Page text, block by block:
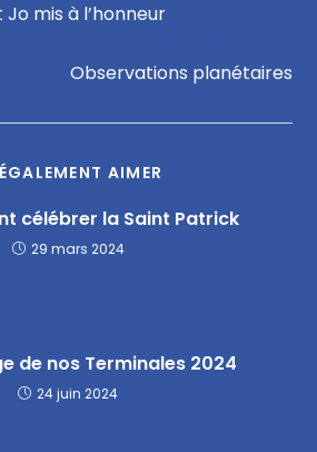
mis à l’honneur
Observations planétaires
AIMER
célébrer la Saint Patrick
29 mars 2024
de nos Terminales 2024
24 juin 2024